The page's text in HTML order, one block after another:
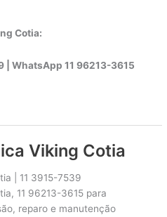
Cotia:
|WhatsApp11 96213-3615
Viking Cotia
| 11 3915-7539
11 96213-3615 para
reparo e manutenção